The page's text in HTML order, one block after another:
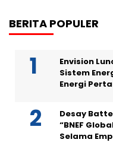
BERITA POPULER
Envision
Sistem
Energi
Desay
“BNEF
Selama